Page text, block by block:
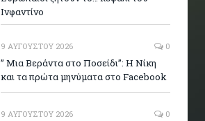
Ινφαντίνο
9 ΑΥΓΟΎΣΤΟΥ 2026 0
” Μια Βεράντα στο Ποσείδι”: Η Νίκη
και τα πρώτα μηνύματα στο Facebook
9 ΑΥΓΟΎΣΤΟΥ 2026 0